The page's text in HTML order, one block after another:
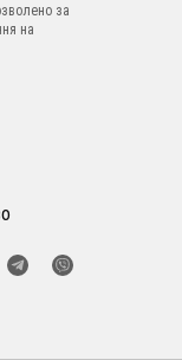
за
на